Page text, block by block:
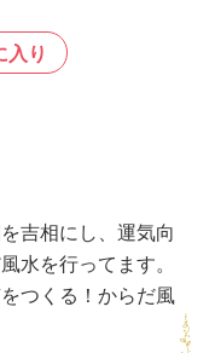
入り
吉相にし、運気向
水を行ってます。
つくる！からだ風